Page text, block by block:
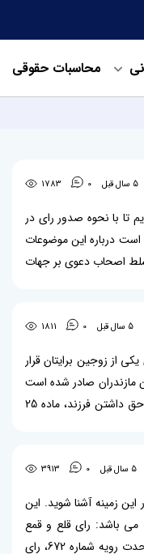
محاسبات حقوقی
5 سال قبل 0
1783
تا با نحوه صدور رای در
است درباره این موضوعات
اصحاب دعوی بر جهات
5 سال قبل 0
1811
از زوجین برایتان قرار
رای که از شعبه 13 دادگاه تجدیدنظر استان مازندران صادر شده است
درباره این موضوعات می باشد: تجویز دریافت تخمک اهدائی، حق بر سلامتی، حق بر زندگی خانوادگی، حق داشتن فرزند، ماده 25
5 سال قبل 0
3913
این زمینه آشنا شوید. این
می باشد: رای قلع و قمع
مستحدثات، رای خلع ید، املاک غیرمنقول فاقد سند مالکیت، تفاوت احراز مالکیت و اثبات مالکیت، رای وحدت رویه شماره 672، رای